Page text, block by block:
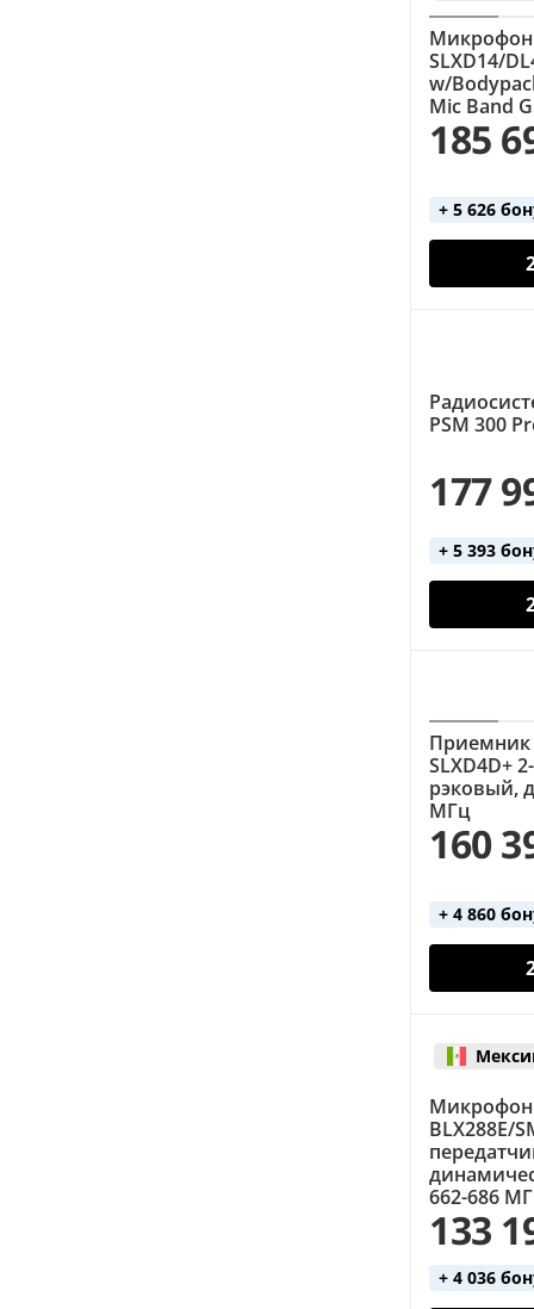
SLXD14/
w/
Mic Band
185
+ 5 626
PSM 300
177
+ 5 393
Приемник
SLXD4D+
рэковый,
МГц
160
+ 4 860
BLX288E/
662-686 МГ
133
+ 4 036